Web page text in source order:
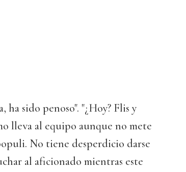
sido penoso". "¿Hoy? Flis y
lleva al equipo aunque no mete
No tiene desperdicio darse
al aficionado mientras este